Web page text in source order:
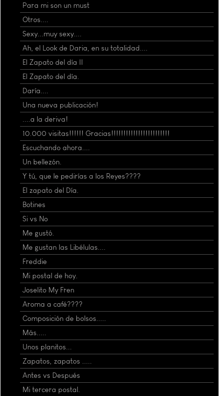
Para mi son un must
Otros....
Sexy...muy sexy....
Ah, el Look de Daria, en su totalidad....
El Zapato del día II
El Zapato del día.
Daría....
Una nueva publicación!
....a la deriva!
10.000 visitas!!!!!! Gracias!!!!!!!!!!!!!!!!!!!!!!!!
Escuchando ahora....
Un bellezón.
Y tú, que le pedirías a los Reyes????
El zapato del Día.
Botines
Si vs No
Me gustó.
Me gustan las Libélulas....
Freddie
Mi postal de hoy.
Joselito My Fren
Aroma a café????
Composición de bolsos.....
Más.....
Unos planitos...
Zapatos, zapatos .....
Antes vs Después
Mi tercera postal.